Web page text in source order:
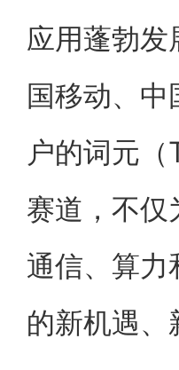
应用蓬勃
国移动、
户的词元
赛道，不仅
通信、算力
的新机遇、